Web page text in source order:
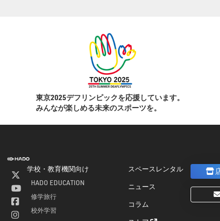
東京2025デフリンピックを応援しています。
みんなが楽しめる未来のスポーツを。
学校・教育機関向け
HADO EDUCATION
修学旅行
校外学習
スペースレンタル
ニュース
コラム